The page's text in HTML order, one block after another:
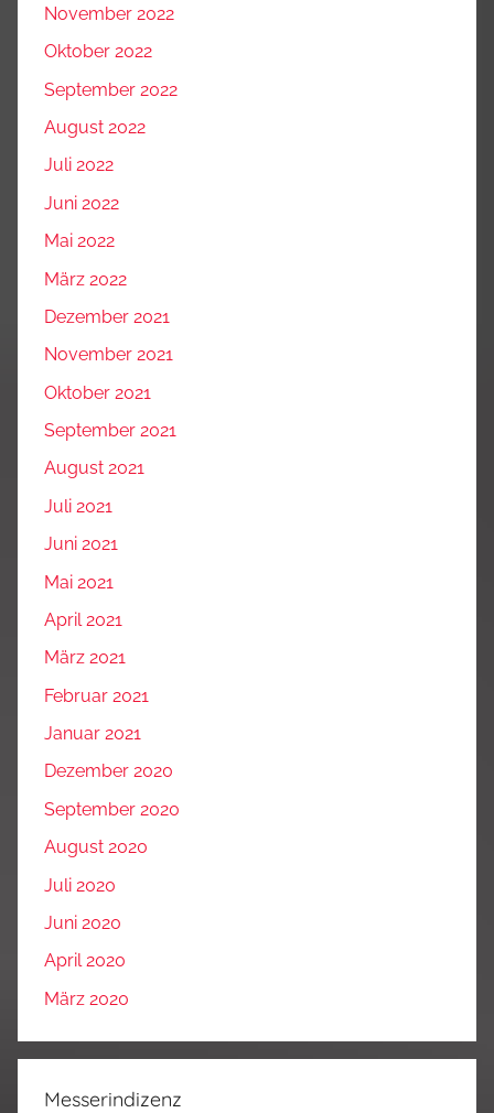
November 2022
Oktober 2022
September 2022
August 2022
Juli 2022
Juni 2022
Mai 2022
März 2022
Dezember 2021
November 2021
Oktober 2021
September 2021
August 2021
Juli 2021
Juni 2021
Mai 2021
April 2021
März 2021
Februar 2021
Januar 2021
Dezember 2020
September 2020
August 2020
Juli 2020
Juni 2020
April 2020
März 2020
Messerindizenz